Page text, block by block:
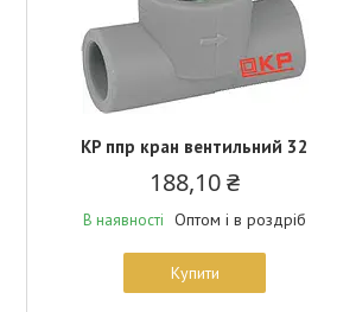
KP ппр кран вентильний 32
188,10 ₴
В наявності Оптом і в роздріб
Купити